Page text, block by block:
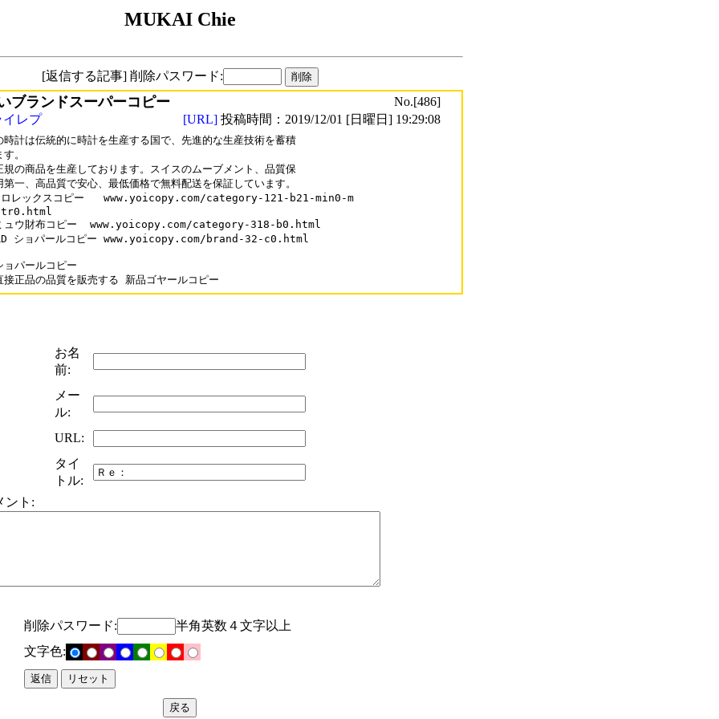
MUKAI Chie
[返信する記事] 削除パスワード:
ブランドスーパーコピー
No.[486]
イレプ
[URL] 投稿時間：2019/12/01 [日曜日] 19:29:08
時計は伝統的に時計を生産する国で、先進的な生産技術を蓄積
。
規の商品を生産しております。スイスのムーブメント、品質保
第一、高品質で安心、最低価格で無料配送を保証しています。
ロレックスコピー   www.yoicopy.com/category-121-b21-min0-m
ュウ財布コピー  www.yoicopy.com/category-318-b0.html
ショパールコピー www.yoicopy.com/brand-32-c0.html
ョパールコピー
お名
前:
メー
ル:
URL:
タイ
トル:
ント:
削除パスワード:
半角英数４文字以上
文字色: